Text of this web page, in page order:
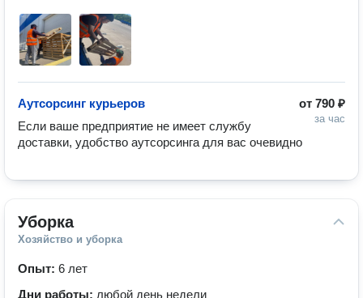
от 790 ₽
за час
Аутсорсинг курьеров
Если ваше предприятие не имеет службу
доставки, удобство аутсорсинга для вас очевидно
Уборка
Хозяйство и уборка
Опыт: 6 лет
Дни работы: любой день недели